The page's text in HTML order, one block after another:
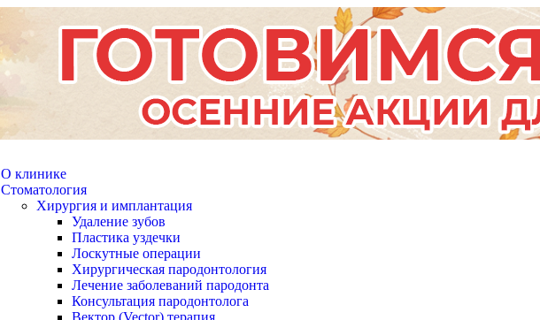
О клинике
Стоматология
Хирургия и имплантация
Удаление зубов
Пластика уздечки
Лоскутные операции
Хирургическая пародонтология
Лечение заболеваний пародонта
Консультация пародонтолога
Вектор (Vector) терапия